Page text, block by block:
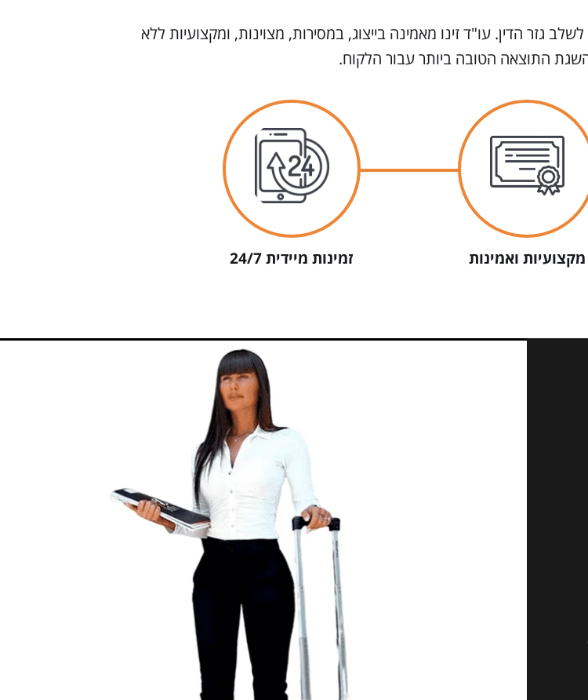
גזר הדין. עו"ד זינו מאמינה בייצוג, במסירות, מצוינות, ומקצועיות ללא
התוצאה הטובה ביותר עבור הלקוח.
מקצועיות ואמינות זמינות מיידית 24/7